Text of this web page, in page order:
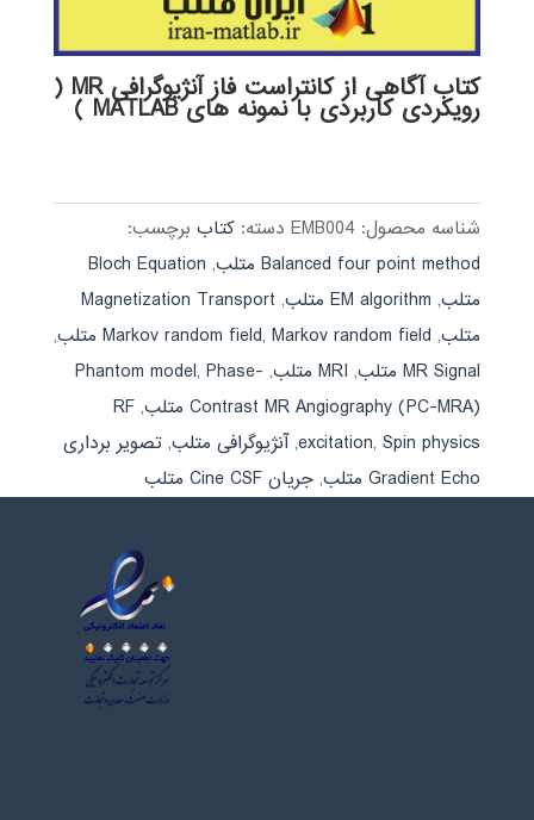
کتاب آگاهی از کانتراست فاز آنژیوگرافی MR (
رویکردی کاربردی با نمونه های MATLAB )
شناسه محصول: EMB004 دسته: کتاب برچسب:
Balanced four point method متلب
,
Bloch Equation
متلب, EM algorithm متلب ,
Magnetization Transport
متلب,
Markov random field,Markov random field متلب
,
MR Signal متلب
, MRI متلب ,
Phantom model,Phase-
Contrast MR Angiography (PC-MRA) متلب
,
RF
excitation,Spin physics
,آنژیوگرافی متلب, تصویر برداری
Gradient Echo متلب
, جریان Cine CSF متلب